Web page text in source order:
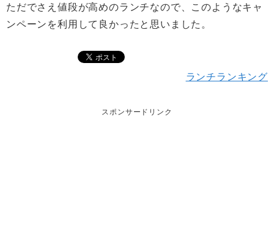
ただでさえ値段が高めのランチなので、このようなキャ
ンペーンを利用して良かったと思いました。
ランチランキング
スポンサードリンク